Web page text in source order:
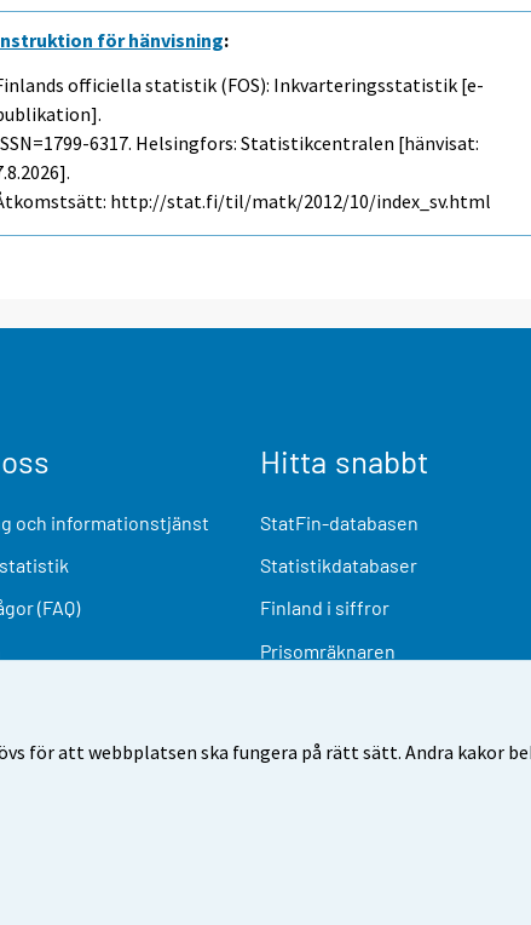
för att webbplatsen ska fungera på rätt sätt. Andra kakor
för hänvisning:
officiella statistik (FOS): Inkvarteringsstatistik [e-
6317. Helsingfors: Statistikcentralen [hänvisat:
http://stat.fi/til/matk/2012/10/index_sv.html
och informationstjänst
(FAQ)
Hitta snabbt
StatFin-databasen
Statistikdatabaser
Finland i siffror
Prisomräknaren